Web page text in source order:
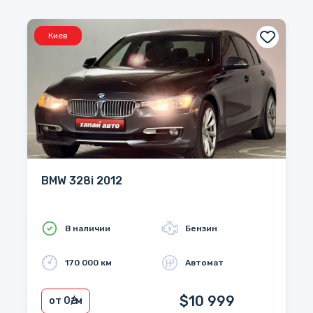
Киев
BMW 328i 2012
В наличии Бензин
170 000 км Автомат
от 0₴/м $10 999